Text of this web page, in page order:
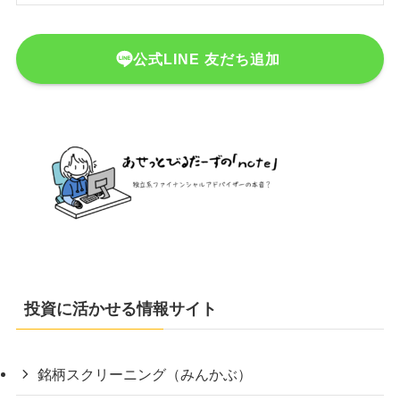
公式LINE 友だち追加
投資に活かせる情報サイト
銘柄スクリーニング（みんかぶ）